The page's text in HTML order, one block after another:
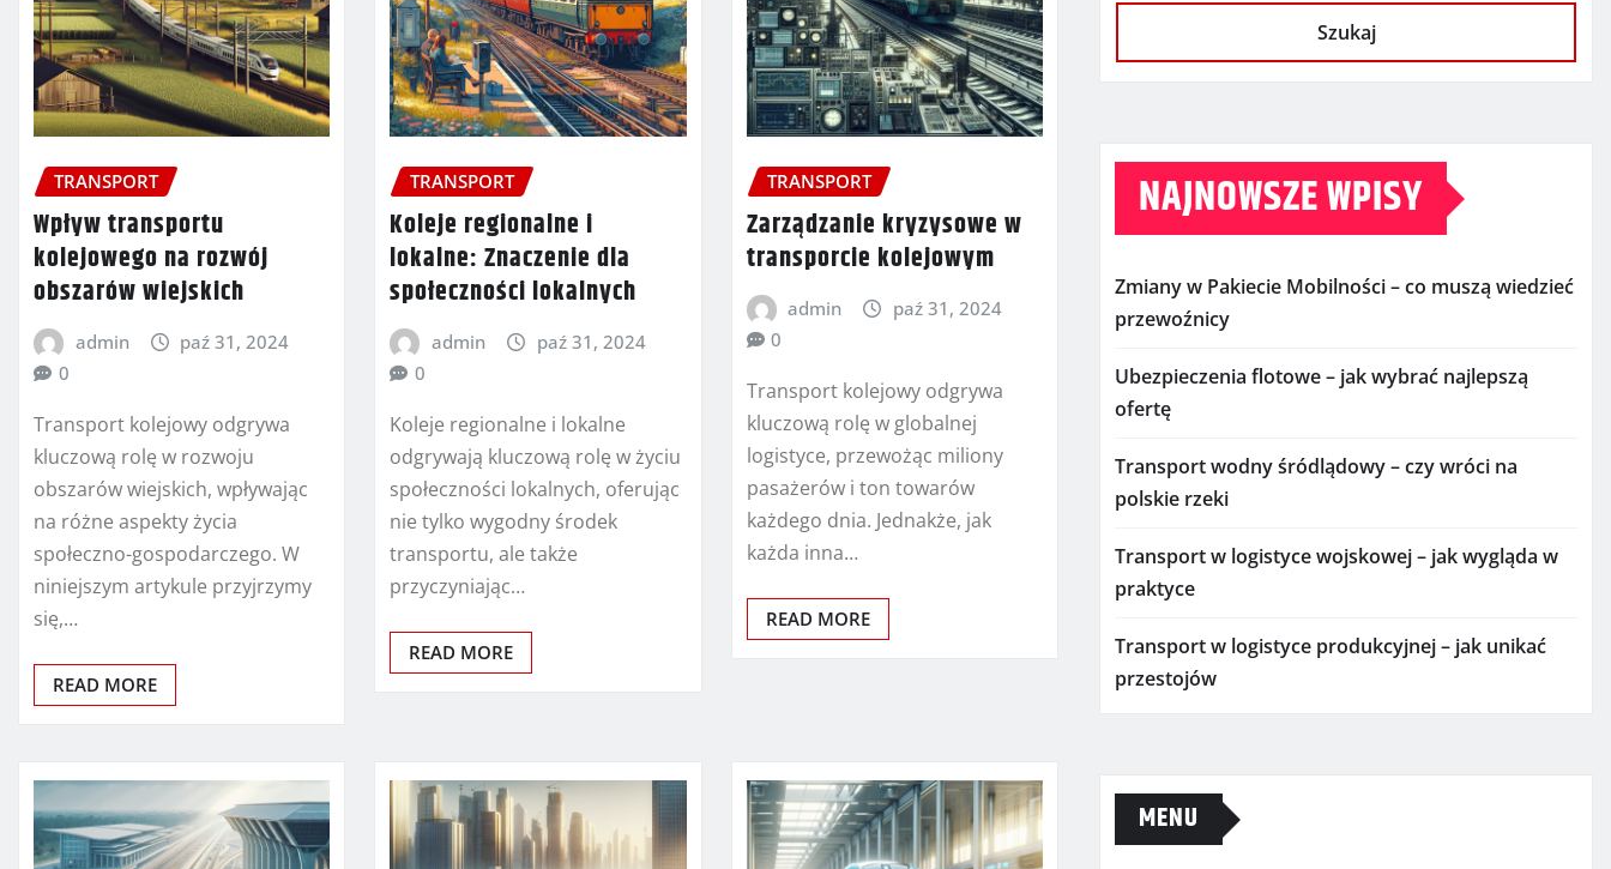
TRANSPORT
Wpływ transportu
kolejowego na rozwój
obszarów wiejskich
admin
paź 31, 2024
0
Transport kolejowy odgrywa
kluczową rolę w rozwoju
obszarów wiejskich, wpływając
na różne aspekty życia
społeczno-gospodarczego. W
niniejszym artykule przyjrzymy
się,…
READ MORE
TRANSPORT
Koleje regionalne i
lokalne: Znaczenie dla
społeczności lokalnych
admin
paź 31, 2024
0
Koleje regionalne i lokalne
odgrywają kluczową rolę w życiu
społeczności lokalnych, oferując
nie tylko wygodny środek
transportu, ale także
przyczyniając…
READ MORE
TRANSPORT
Zarządzanie kryzysowe w
transporcie kolejowym
admin
paź 31, 2024
0
Transport kolejowy odgrywa
kluczową rolę w globalnej
logistyce, przewożąc miliony
pasażerów i ton towarów
każdego dnia. Jednakże, jak
każda inna…
READ MORE
Szukaj
NAJNOWSZE WPISY
Zmiany w Pakiecie Mobilności – co muszą wiedzieć
przewoźnicy
Ubezpieczenia flotowe – jak wybrać najlepszą
ofertę
Transport wodny śródlądowy – czy wróci na
polskie rzeki
Transport w logistyce wojskowej – jak wygląda w
praktyce
Transport w logistyce produkcyjnej – jak unikać
przestojów
MENU